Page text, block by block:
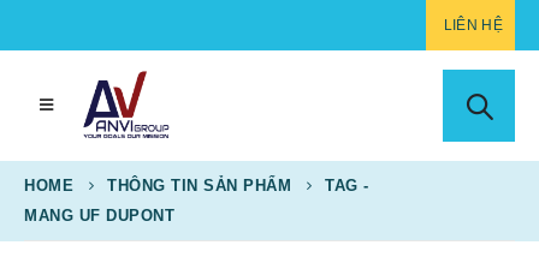
LIÊN HỆ
HOME THÔNG TIN SẢN PHẨM
TAG -
MANG UF DUPONT